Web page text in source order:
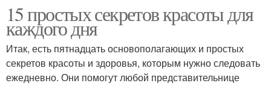
15 простых секретов красоты для
каждого дня
Итак, есть пятнадцать основополагающих и простых
секретов красоты и здоровья, которым нужно следовать
ежедневно. Они помогут любой представительнице